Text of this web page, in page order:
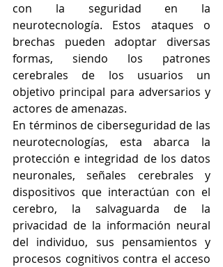
con la seguridad en la
neurotecnología. Estos ataques o
brechas pueden adoptar diversas
formas, siendo los patrones
cerebrales de los usuarios un
objetivo principal para adversarios y
actores de amenazas.
En términos de ciberseguridad de las
neurotecnologías, esta abarca la
protección e integridad de los datos
neuronales, señales cerebrales y
dispositivos que interactúan con el
cerebro, la salvaguarda de la
privacidad de la información neural
del individuo, sus pensamientos y
procesos cognitivos contra el acceso